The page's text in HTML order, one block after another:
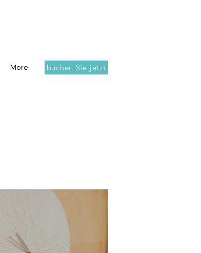
More buchen Sie jetzt